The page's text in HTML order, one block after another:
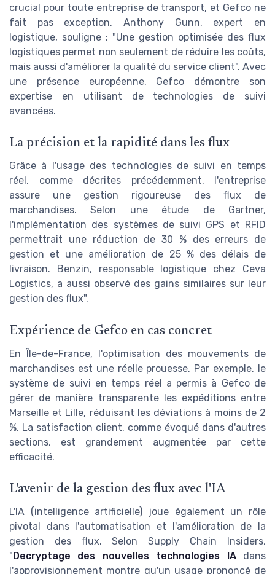
crucial pour toute entreprise de transport, et Gefco ne
fait pas exception. Anthony Gunn, expert en
logistique, souligne : "Une gestion optimisée des flux
logistiques permet non seulement de réduire les coûts,
mais aussi d'améliorer la qualité du service client". Avec
une présence européenne, Gefco démontre son
expertise en utilisant de technologies de suivi
avancées.
La précision et la rapidité dans les flux
Grâce à l'usage des technologies de suivi en temps
réel, comme décrites précédemment, l'entreprise
assure une gestion rigoureuse des flux de
marchandises. Selon une étude de Gartner,
l'implémentation des systèmes de suivi GPS et RFID
permettrait une réduction de 30 % des erreurs de
gestion et une amélioration de 25 % des délais de
livraison. Benzin, responsable logistique chez Ceva
Logistics, a aussi observé des gains similaires sur leur
gestion des flux".
Expérience de Gefco en cas concret
En Île-de-France, l'optimisation des mouvements de
marchandises est une réelle prouesse. Par exemple, le
système de suivi en temps réel a permis à Gefco de
gérer de manière transparente les expéditions entre
Marseille et Lille, réduisant les déviations à moins de 2
%. La satisfaction client, comme évoqué dans d'autres
sections, est grandement augmentée par cette
efficacité.
L'avenir de la gestion des flux avec l'IA
L'IA (intelligence artificielle) joue également un rôle
pivotal dans l'automatisation et l'amélioration de la
gestion des flux. Selon Supply Chain Insiders,
"Decryptage des nouvelles technologies IAdans
l'approvisionnement montre qu'un usage prononcé de